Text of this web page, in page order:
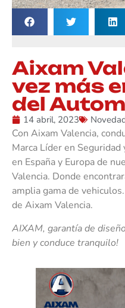
Aixam
vez más
del
14 abril, 2023
Con Aixam Valencia,
Marca Líder en
en España y Europa de
Valencia. Donde
amplia gama de
de Aixam Valencia.
AIXAM, garantía de
bien y conduce tranquilo!